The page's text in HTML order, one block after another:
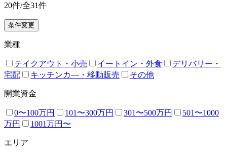
20件/全31件
条件変更
業種
テイクアウト・小売 イートイン・外食
デリバリー・
宅配
キッチンカ―・移動販売 その他
開業資金
0〜100万円 101〜300万円 301〜500万円
501〜1000
万円
1001万円〜
エリア